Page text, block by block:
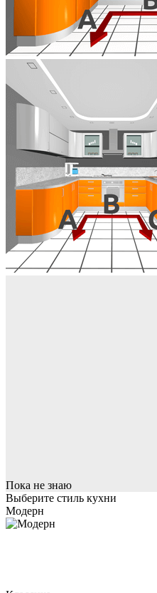
Пока не знаю
Выберите стиль кухни
Модерн